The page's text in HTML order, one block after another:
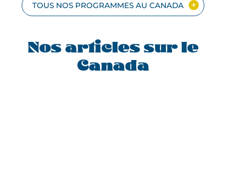
JEAN
TOUS NOS PROGRAMMES AU CANADA
Nos articles sur le
Canada